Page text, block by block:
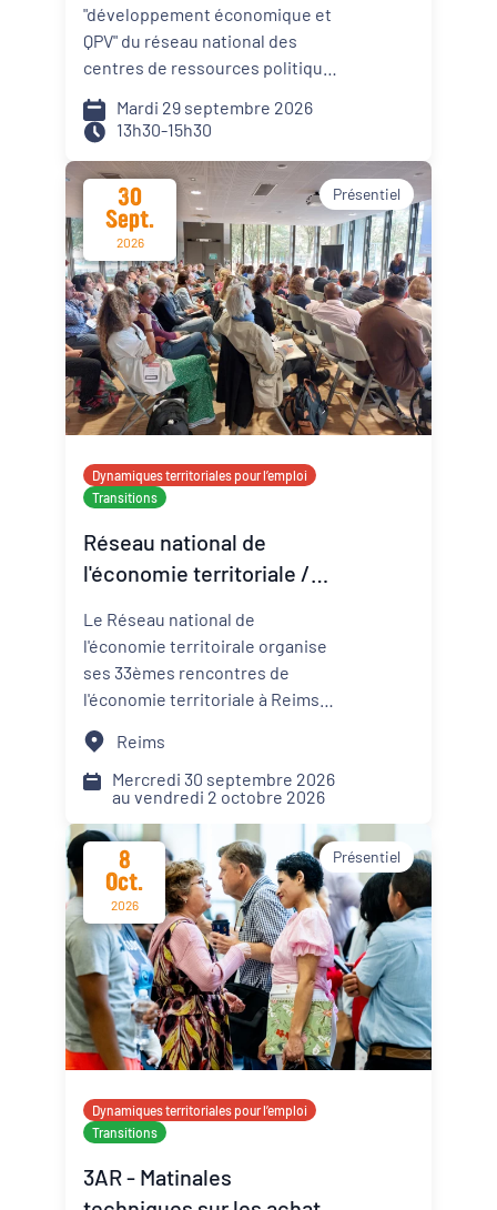
prioritaires ?"
"développement économique et
QPV" du réseau national des
centres de ressources politique
de la ville (RNCRPV), vous
propose ce webinaire "Quels
leviers pour renforcer
l’attractivité économique des
quartiers prioritaires?"
Mardi 29 septembre 2026
13h30-15h30
30
Sept.
2026
Présentiel
Dynamiques territoriales pour l’emploi
Transitions
Réseau national de
l'économie territoriale /
l'économie territoriale
Le Réseau national de
l'économie territoirale organise
ses 33èmes rencontres de
l'économie territoriale à Reims
du 30 septembre au 2 octobre
2026. Prenez connaissance du
programme et des modalités
d'inscription.
Reims
Mercredi 30 septembre 2026
au vendredi 2 octobre 2026
8
Oct.
2026
Présentiel
Dynamiques territoriales pour l’emploi
Transitions
3AR - Matinales